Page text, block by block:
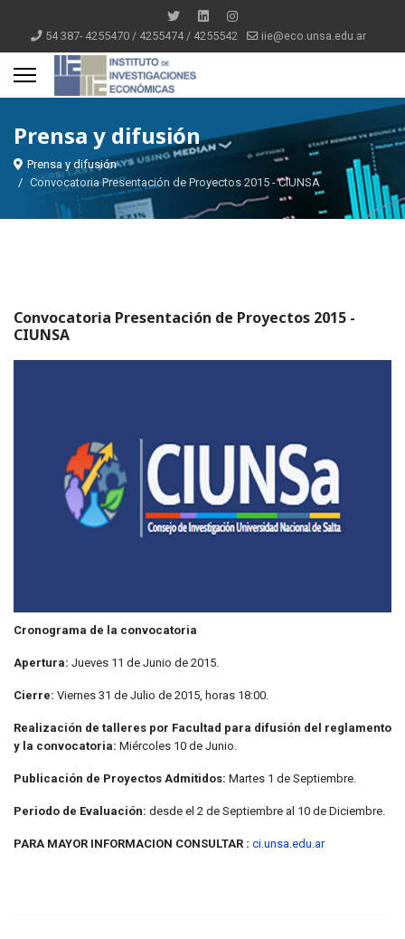
54 387- 4255470 / 4255474 / 4255542 iie@eco.unsa.edu.ar
Prensa y difusión
Prensa y difusión
Convocatoria Presentación de Proyectos 2015 - CIUNSA
Convocatoria Presentación de Proyectos 2015 -
CIUNSA
Cronograma de la convocatoria
Apertura: Jueves 11 de Junio de 2015.
Cierre: Viernes 31 de Julio de 2015, horas 18:00.
Realización de talleres por Facultad para difusión del reglamento
y la convocatoria: Miércoles 10 de Junio.
Publicación de Proyectos Admitidos: Martes 1 de Septiembre.
Periodo de Evaluación: desde el 2 de Septiembre al 10 de Diciembre.
PARA MAYOR INFORMACION CONSULTAR : ci.unsa.edu.ar